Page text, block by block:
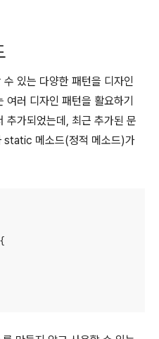
있는 다양한 패턴을 디자인
러 디자인 패턴을 활요하기
추가되었는데, 최근 추가된 문
메소드(정적 메소드)가